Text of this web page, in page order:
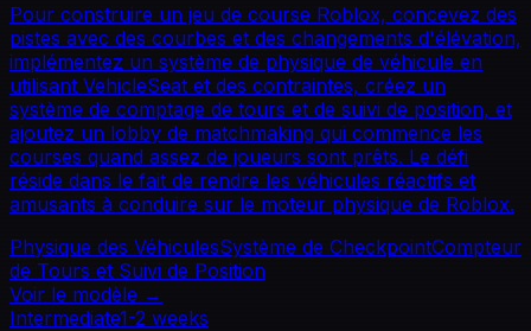
Pour construire un jeu de course Roblox, concevez des
pistes avec des courbes et des changements d'élévation,
implémentez un système de physique de véhicule en
utilisant VehicleSeat et des contraintes, créez un
système de comptage de tours et de suivi de position, et
ajoutez un lobby de matchmaking qui commence les
courses quand assez de joueurs sont prêts. Le défi
réside dans le fait de rendre les véhicules réactifs et
amusants à conduire sur le moteur physique de Roblox.
Physique des VéhiculesSystème de CheckpointCompteur
de Tours et Suivi de Position
Voir le modèle →
Intermediate1-2 weeks